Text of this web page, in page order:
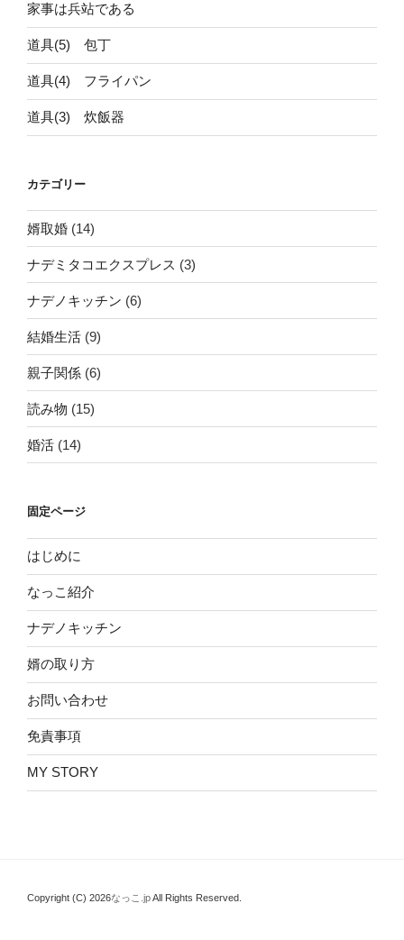
力・
魅
力・
行
力
を
え
う”
の
家事は兵站である
道具(5) 包丁
道具(4) フライパン
道具(3) 炊飯器
カテゴリー
婿取婚 (14)
ナデミタコエクスプレス (3)
ナデノキッチン (6)
結婚生活 (9)
親子関係 (6)
読み物 (15)
婚活 (14)
固定ページ
はじめに
なっこ紹介
ナデノキッチン
婿の取り方
お問い合わせ
免責事項
MY STORY
Copyright (C) 2026なっこ.jpAll Rights Reserved.